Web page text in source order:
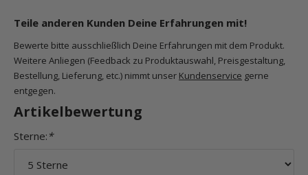
Teile anderen Kunden Deine Erfahrungen mit!
Bewerte bitte ausschließlich Deine Erfahrungen mit dem Produkt.
Weitere Anliegen (Feedback zu Produktauswahl, Preisgestaltung,
Bestellung, Lieferung, etc.) nimmt unser Kundenservice gerne
entgegen.
Artikelbewertung
Sterne: *